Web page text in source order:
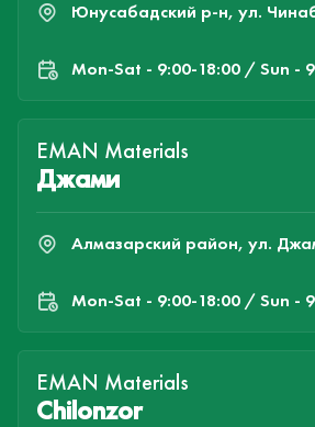
Юнусабадский р-н, ул.
Mon-Sat - 9:00-18:00 / Sun -
EMAN Materials
Джами
Алмазарский район, ул.
Mon-Sat - 9:00-18:00 / Sun -
EMAN Materials
Chilonzor